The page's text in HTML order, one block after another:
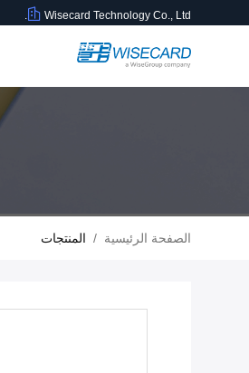
Wisecard Technology Co., Ltd.
الصفحة الرئيسية / المنتجات